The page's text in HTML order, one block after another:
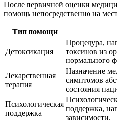
После первичной оценки
помощь непосредственно на
Тип помощи
Детоксикация
Процедура,
токсинов из
нормального
Лекарственная
терапия
Назначение
симптомов
состояния
Психологическая
поддержка
поддержка,
зависимости.